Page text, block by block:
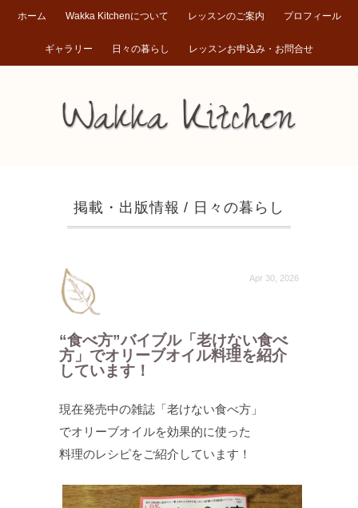
ホーム Wakka Kitchenについて レッスンのご案内 プロフィール
ギャラリー 日々の暮らし レッスンお申込み・お問合せ
掲載・出版情報 / 日々の暮らし
Apr 30, 2026
“食べ方”バイブル「老けない食べ
方」でオリーブオイル料理を紹介
しています！
現在発売中の雑誌「老けない食べ方」
でオリーブオイルを効果的に使った
料理のレシピをご紹介しています！